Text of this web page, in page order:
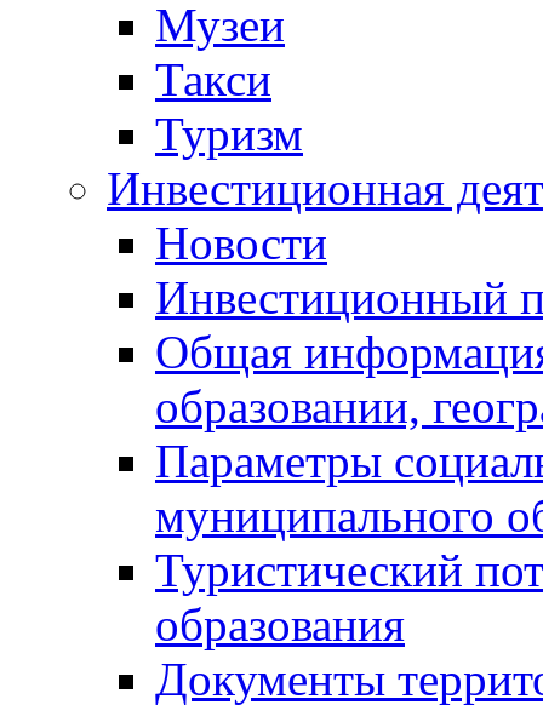
Музеи
Такси
Туризм
Инвестиционная
Новости
Инвестиционный
Общая
образовании,
Параметры
муниципального
Туристический
образования
Документы